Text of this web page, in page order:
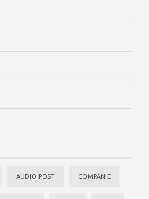
AUDIO POST COMPANIE